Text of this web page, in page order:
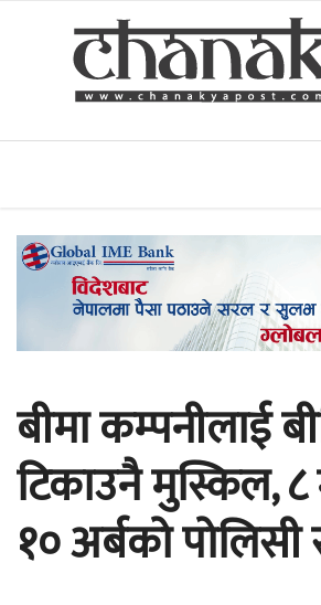
बीमा कम्पनीलाई
टिकाउनै मुस्किल, ८
१० अर्बको पोलिसी